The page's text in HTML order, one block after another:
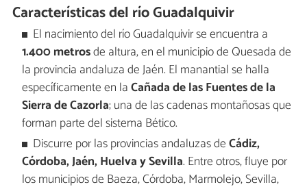
Características del río Guadalquivir
El nacimiento del río Guadalquivir se encuentra a
1.400 metrosde altura, en el municipio de Quesada de
la provincia andaluza de Jaén. El manantial se halla
específicamente en laCañada de las Fuentes de la
Sierra de Cazorla; una de las cadenas montañosas que
forman parte del sistema Bético.
Discurre por las provincias andaluzas deCádiz,
Córdoba, Jaén, Huelva y Sevilla. Entre otros, fluye por
los municipios de Baeza, Córdoba, Marmolejo, Sevilla,